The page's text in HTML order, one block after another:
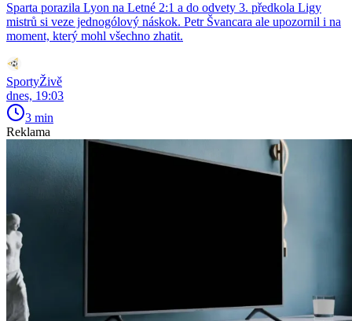
Sparta porazila Lyon na Letné 2:1 a do odvety 3. předkola Ligy
mistrů si veze jednogólový náskok. Petr Švancara ale upozornil i na
moment, který mohl všechno zhatit.
SportyŽivě
dnes, 19:03
3 min
Reklama